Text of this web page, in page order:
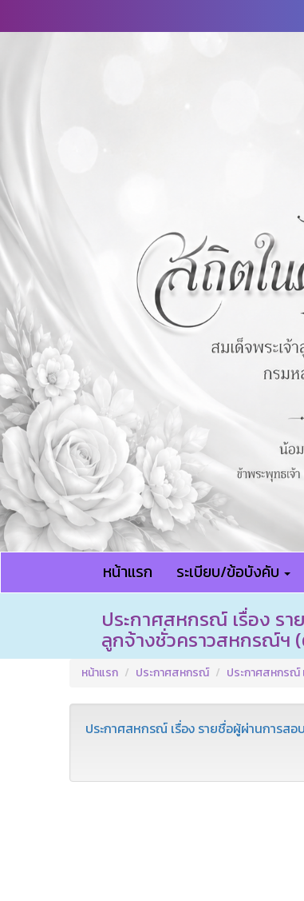
หน้าแรก ระเบียบ/ข้อบังคับ
ประกาศสหกรณ์ เรื่อง ร
ลูกจ้างชั่วคราวสหกรณ์ฯ
หน้าแรก ประกาศสหกรณ์ ประกาศสหกรณ์
ประกาศสหกรณ์ เรื่อง รายชื่อผู้ผ่านการส